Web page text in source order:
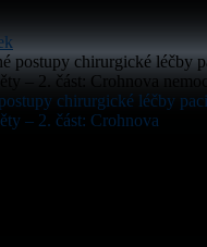
chirurgické léčby
– 2. část: Crohnova